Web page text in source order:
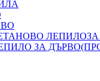
ЗА